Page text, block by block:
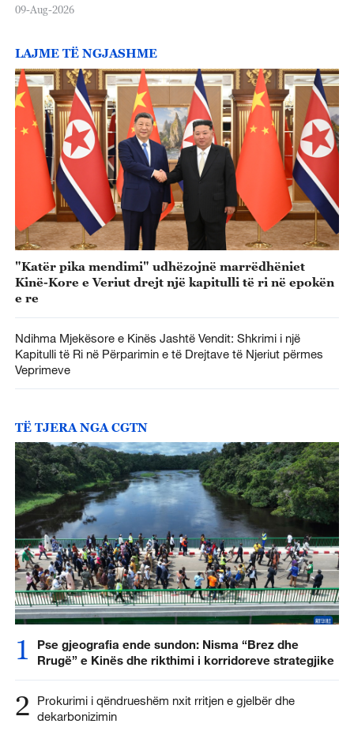
09-Aug-2026
LAJME TË NGJASHME
"Katër pika mendimi" udhëzojnë marrëdhëniet
Kinë-Kore e Veriut drejt një kapitulli të ri në epokën
e re
Ndihma Mjekësore e Kinës Jashtë Vendit: Shkrimi i një
Kapitulli të Ri në Përparimin e të Drejtave të Njeriut përmes
Veprimeve
TË TJERA NGA CGTN
1
Pse gjeografia ende sundon: Nisma “Brez dhe
Rrugë” e Kinës dhe rikthimi i korridoreve strategjike
2
Prokurimi i qëndrueshëm nxit rritjen e gjelbër dhe
dekarbonizimin